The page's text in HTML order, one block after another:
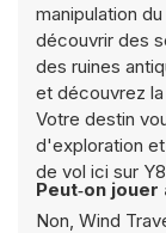
manipulation
découvrir des
des ruines
et découvrez
Votre destin
d'exploration
de vol ici sur
Peut‑on
Non, Wind